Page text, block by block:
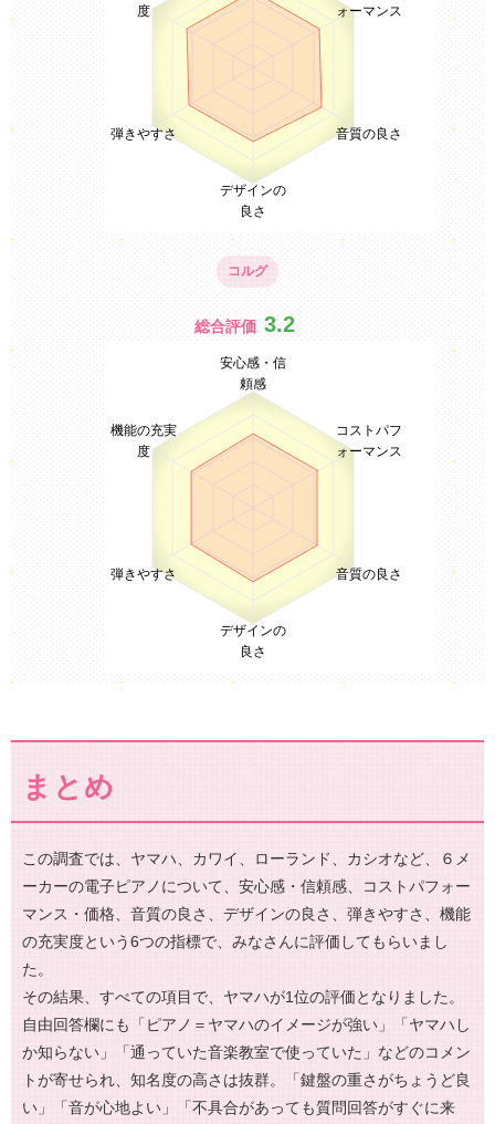
ォーマンス
音質の良さ
デザインの
良さ
弾きやすさ
度
コルグ
総合評価 3.2
安心感・信
頼感
コストパフ
ォーマンス
音質の良さ
デザインの
良さ
弾きやすさ
機能の充実
度
まとめ
この調査では、ヤマハ、カワイ、ローランド、カシオなど、６メ
ーカーの電子ピアノについて、安心感・信頼感、コストパフォー
マンス・価格、音質の良さ、デザインの良さ、弾きやすさ、機能
の充実度という6つの指標で、みなさんに評価してもらいまし
た。
その結果、すべての項目で、ヤマハが1位の評価となりました。
自由回答欄にも「ピアノ＝ヤマハのイメージが強い」「ヤマハし
か知らない」「通っていた音楽教室で使っていた」などのコメン
トが寄せられ、知名度の高さは抜群。「鍵盤の重さがちょうど良
い」「音が心地よい」「不具合があっても質問回答がすぐに来